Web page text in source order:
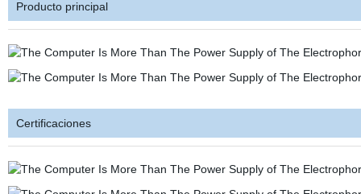
Producto principal
Certificaciones